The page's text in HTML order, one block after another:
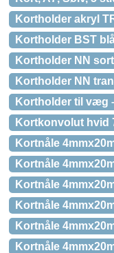
Kortholder akryl
Kortholder BST
Kortholder NN
Kortholder NN
Kortholder til væg
Kortkonvolut hvid
Kortnåle
Kortnåle
Kortnåle
Kortnåle
Kortnåle
Kortnåle